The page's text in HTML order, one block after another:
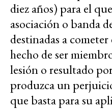
diez años) para el
asociación o banda
destinadas a
hecho de ser
lesión o resultado
produzca un
que basta para su